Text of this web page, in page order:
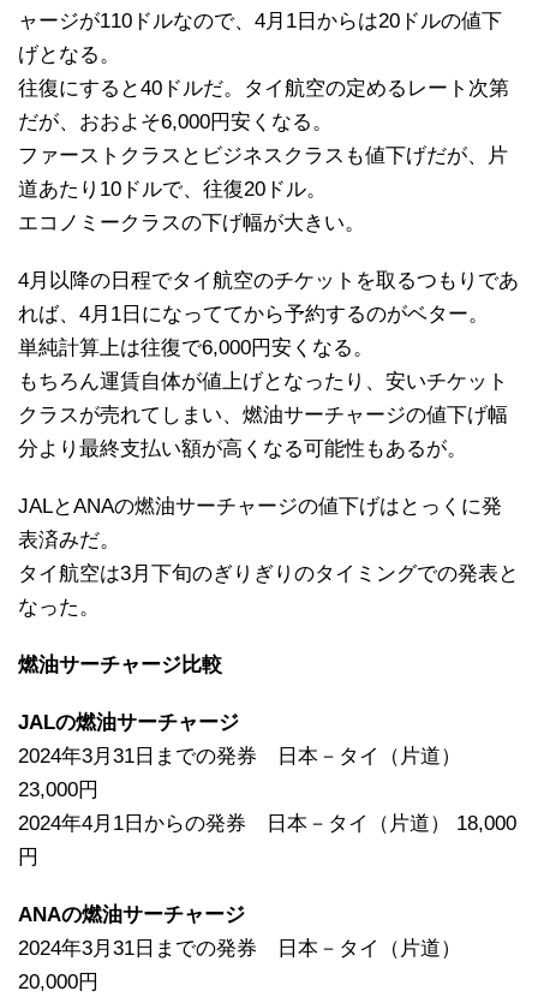
ャージが110ドルなので、4月1日からは20ドルの値下
げとなる。
往復にすると40ドルだ。タイ航空の定めるレート次第
だが、おおよそ6,000円安くなる。
ファーストクラスとビジネスクラスも値下げだが、片
道あたり10ドルで、往復20ドル。
エコノミークラスの下げ幅が大きい。
4月以降の日程でタイ航空のチケットを取るつもりであ
れば、4月1日になっててから予約するのがベター。
単純計算上は往復で6,000円安くなる。
もちろん運賃自体が値上げとなったり、安いチケット
クラスが売れてしまい、燃油サーチャージの値下げ幅
分より最終支払い額が高くなる可能性もあるが。
JALとANAの燃油サーチャージの値下げはとっくに発
表済みだ。
タイ航空は3月下旬のぎりぎりのタイミングでの発表と
なった。
燃油サーチャージ比較
JALの燃油サーチャージ
2024年3月31日までの発券 日本－タイ（片道）
23,000円
2024年4月1日からの発券 日本－タイ（片道） 18,000
円
ANAの燃油サーチャージ
2024年3月31日までの発券 日本－タイ（片道）
20,000円